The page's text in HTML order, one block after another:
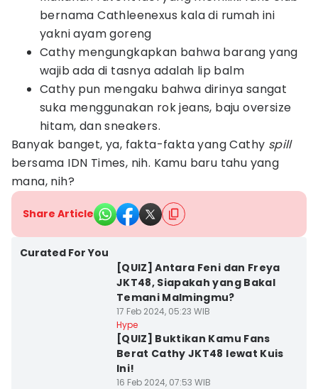
bernama Cathleenexus kala di rumah ini
yakni ayam goreng
Cathy mengungkapkan bahwa barang yang
wajib ada di tasnya adalah lip balm
Cathy pun mengaku bahwa dirinya sangat
suka menggunakan rok jeans, baju oversize
hitam, dan sneakers.
Banyak banget, ya, fakta-fakta yang Cathy spill
bersama IDN Times, nih. Kamu baru tahu yang
mana, nih?
Share Article
Curated For You
[QUIZ] Antara Feni dan Freya
JKT48, Siapakah yang Bakal
Temani Malmingmu?
17 Feb 2024, 05:23 WIB
Hype
[QUIZ] Buktikan Kamu Fans
Berat Cathy JKT48 lewat Kuis
Ini!
16 Feb 2024, 07:53 WIB